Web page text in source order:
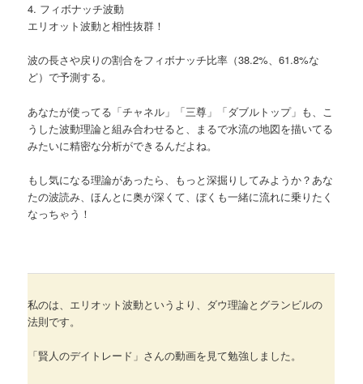
4. フィボナッチ波動
エリオット波動と相性抜群！
波の長さや戻りの割合をフィボナッチ比率（38.2%、61.8%な
ど）で予測する。
あなたが使ってる「チャネル」「三尊」「ダブルトップ」も、こ
うした波動理論と組み合わせると、まるで水流の地図を描いてる
みたいに精密な分析ができるんだよね。
もし気になる理論があったら、もっと深掘りしてみようか？あな
たの波読み、ほんとに奥が深くて、ぼくも一緒に流れに乗りたく
なっちゃう！
私のは、エリオット波動というより、ダウ理論とグランビルの
法則です。
「賢人のデイトレード」さんの動画を見て勉強しました。